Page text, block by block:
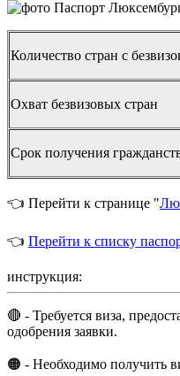
Количество стран с
Охват безвизовых стран
Срок получения
👈 Перейти к странице "
👈 Перейти к списку
инструкция:
🔴 - Требуется виза,
одобрения заявки.
🟠 - Необходимо получить